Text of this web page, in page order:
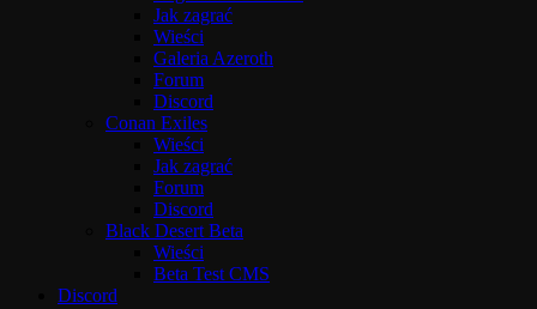
Jak zagrać
Wieści
Galeria Azeroth
Forum
Discord
Conan Exiles
Wieści
Jak zagrać
Forum
Discord
Black Desert Beta
Wieści
Beta Test CMS
Discord